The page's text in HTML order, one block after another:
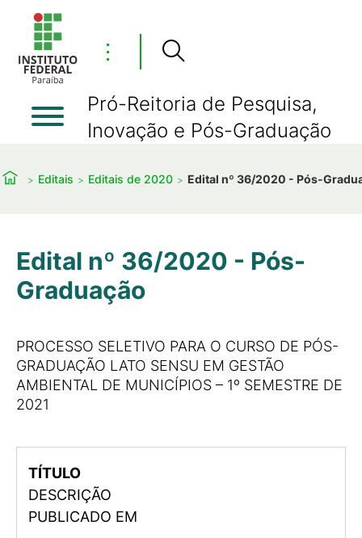
⋮
Pró-Reitoria de Pesquisa,
Inovação e Pós-Graduação
Editais Editais de 2020 Edital nº 36/2020 - Pós-
Edital nº 36/2020 - Pós-
Graduação
PROCESSO SELETIVO PARA O CURSO DE PÓS-
GRADUAÇÃO LATO SENSU EM GESTÃO
AMBIENTAL DE MUNICÍPIOS – 1º SEMESTRE DE
2021
TÍTULO
DESCRIÇÃO
PUBLICADO EM